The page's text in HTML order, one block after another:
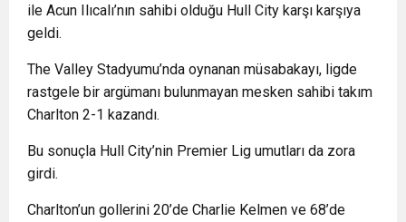
18:51 Osmangazi’de Geleceğin Yüzücüleri
Sertifikalarını Aldı
ile Acun Ilıcalı’nın sahibi olduğu Hull City karşı karşıya
geldi.
The Valley Stadyumu’nda oynanan müsabakayı, ligde
rastgele bir argümanı bulunmayan mesken sahibi takım
Charlton 2-1 kazandı.
Bu sonuçla Hull City’nin Premier Lig umutları da zora
girdi.
Charlton’un gollerini 20’de Charlie Kelmen ve 68’de